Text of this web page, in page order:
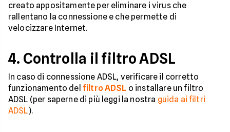
creato appositamente per eliminare i virus che
rallentano la connessione e che permette di
velocizzare Internet.
4. Controlla il filtro ADSL
In caso di connessione ADSL, verificare il corretto
funzionamento del filtro ADSL o installare un filtro
ADSL (per saperne di più leggi la nostra guida ai filtri
ADSL).